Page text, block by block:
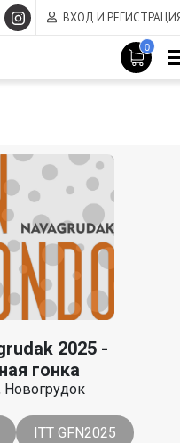
ВХОД И
0
2025 -
гонка
Новогрудок
ITT GFN2025